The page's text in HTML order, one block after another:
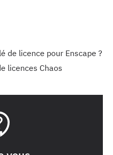
de licence pour Enscape ?
licences Chaos